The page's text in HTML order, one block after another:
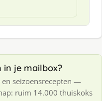
in je mailbox?
seizoensrecepten —
ruim 14.000 thuiskoks